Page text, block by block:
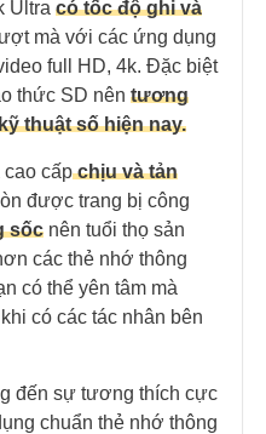
Ultra có tốc độ ghi và
mà với các ứng dụng
full HD, 4k. Đặc biệt
thức SD nên tương
thuật số hiện nay.
cấpchịu và tản
được trang bị công
sốc nên tuổi thọ sản
các thẻ nhớ thông
có thể yên tâm mà
có các tác nhân bên
đến sự tương thích cực
chuẩn thẻ nhớ thông